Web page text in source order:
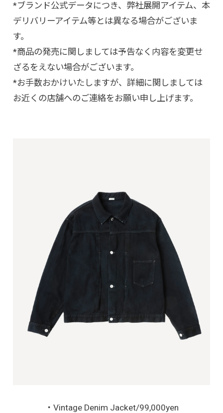
*ブランド公式データにつき、弊社展開アイテム、本
デリバリーアイテム等とは異なる場合がございま
す。
*商品の発売に関しましては予告なく内容を変更せ
ざるをえない場合がございます。
*お手数おかけいたしますが、詳細に関しましては
お近くの店舗へのご連絡をお願い申し上げます。
・Vintage Denim Jacket/99,000yen